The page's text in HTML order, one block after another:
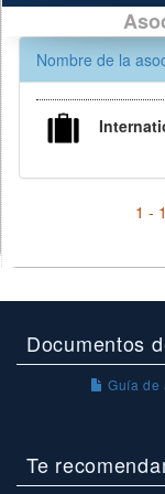
Nombre de la
1 -
Documentos
Guía de
Te